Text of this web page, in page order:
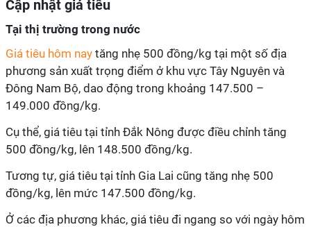
Cập nhật giá tiêu
Tại thị trường trong nước
Giá tiêu hôm nay tăng nhẹ 500 đồng/kg tại một số địa
phương sản xuất trọng điểm ở khu vực Tây Nguyên và
Đông Nam Bộ, dao động trong khoảng 147.500 –
149.000 đồng/kg.
Cụ thể, giá tiêu tại tỉnh Đắk Nông được điều chỉnh tăng
500 đồng/kg, lên 148.500 đồng/kg.
Tương tự, giá tiêu tại tỉnh Gia Lai cũng tăng nhẹ 500
đồng/kg, lên mức 147.500 đồng/kg.
Ở các địa phương khác, giá tiêu đi ngang so với ngày hôm